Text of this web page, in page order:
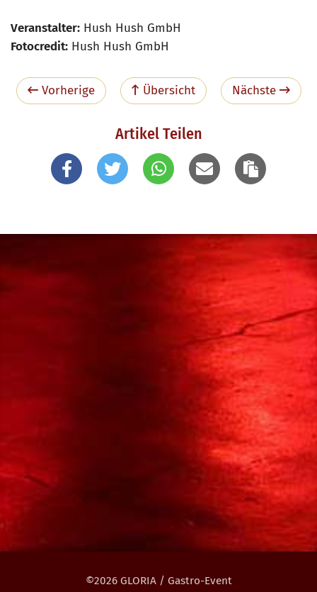
Veranstalter: Hush Hush GmbH
Fotocredit: Hush Hush GmbH
Vorherige Übersicht Nächste
Artikel Teilen
©2026 GLORIA / Gastro-Event